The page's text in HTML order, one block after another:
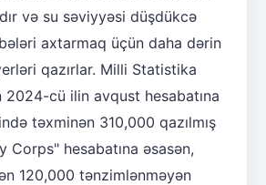
və su səviyyəsi düşdükcə
axtarmaq üçün daha dərin
qazırlar. Milli Statistika
cü ilin avqust hesabatına
təxminən 310,000 qazılmış
Corps" hesabatına əsasən,
120,000 tənzimlənməyən